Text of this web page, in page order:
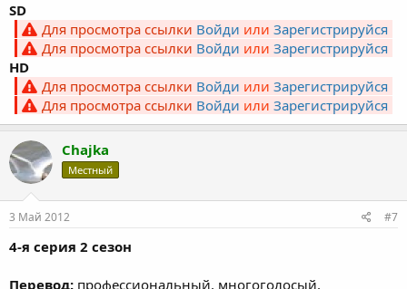
SD
Для просмотра ссылки Войди или Зарегистрируйся
Для просмотра ссылки Войди или Зарегистрируйся
HD
Для просмотра ссылки Войди или Зарегистрируйся
Для просмотра ссылки Войди или Зарегистрируйся
Chajka
Местный
3 Май 2012 #7
4-я серия 2 сезон
Перевод: профессиональный, многоголосый,